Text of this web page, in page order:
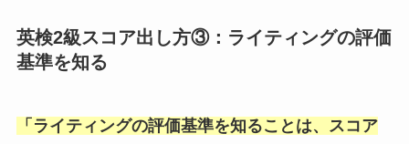
英検2級スコア出し方③：ライティングの評価
基準を知る
「 ライティングの評価基準を知ることは、スコア